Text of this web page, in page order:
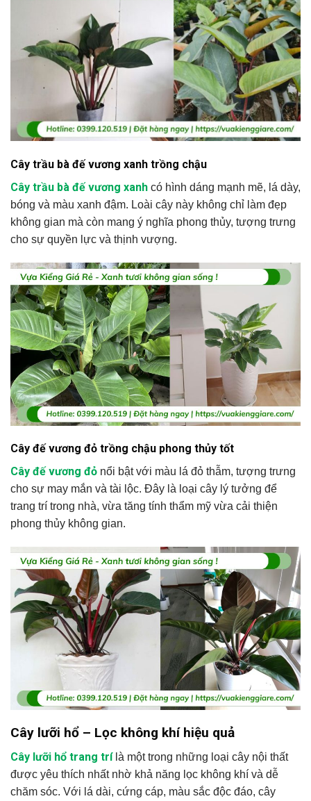
Cây trầu bà đế vương xanh trồng chậu
Cây trầu bà đế vương xanh có hình dáng mạnh mẽ, lá dày,
bóng và màu xanh đậm. Loài cây này không chỉ làm đẹp
không gian mà còn mang ý nghĩa phong thủy, tượng trưng
cho sự quyền lực và thịnh vượng.
Cây đế vương đỏ trồng chậu phong thủy tốt
Cây đế vương đỏ nổi bật với màu lá đỏ thẫm, tượng trưng
cho sự may mắn và tài lộc. Đây là loại cây lý tưởng để
trang trí trong nhà, vừa tăng tính thẩm mỹ vừa cải thiện
phong thủy không gian.
Cây lưỡi hổ – Lọc không khí hiệu quả
Cây lưỡi hổ trang trílà một trong những loại cây nội thất
được yêu thích nhất nhờ khả năng lọc không khí và dễ
chăm sóc. Với lá dài, cứng cáp, màu sắc độc đáo, cây